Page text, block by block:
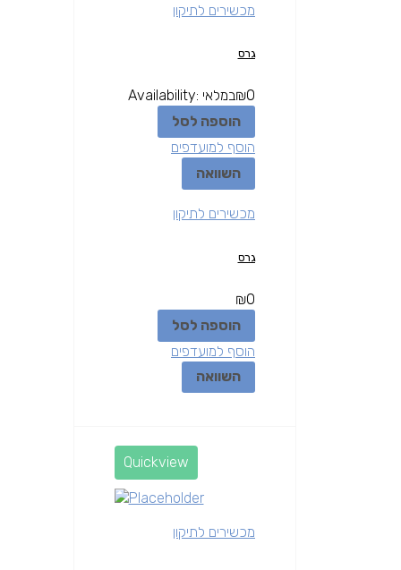
מכשירים לתיקון
גרס
₪0
Availability: במלאי
הוספה לסל
הוסף למועדפים
השוואה
מכשירים לתיקון
גרס
₪0
הוספה לסל
הוסף למועדפים
השוואה
Quickview
מכשירים לתיקון